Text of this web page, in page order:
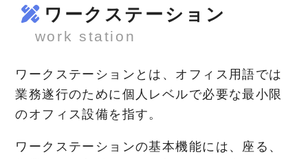
ワークステーション
work station
ワークステーションとは、オフィス用語では
業務遂行のために個人レベルで必要な最小限
のオフィス設備を指す。
ワークステーションの基本機能には、座る、